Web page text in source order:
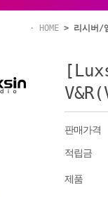
HOME > 리시버/
판매가격
적립금
제품